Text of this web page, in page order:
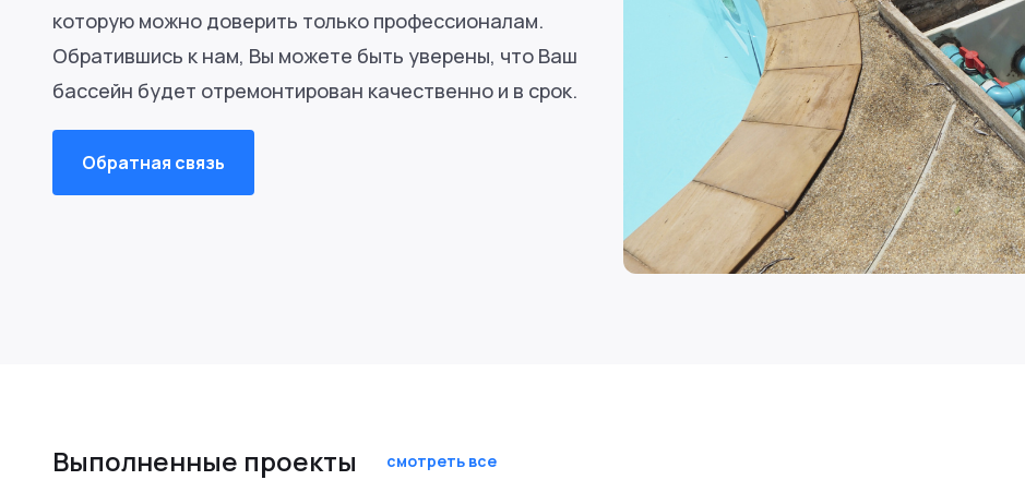
которую можно доверить только профессионалам.
Обратившись к нам, Вы можете быть уверены, что Ваш
бассейн будет отремонтирован качественно и в срок.
Обратная связь
Выполненные проекты смотреть все